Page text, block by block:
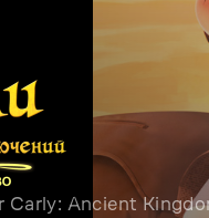
Ancient